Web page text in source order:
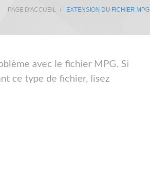
PAGE D'ACCUEIL EXTENSION DU FICHIER MPG
avec le fichier MPG. Si
ce type de fichier, lisez